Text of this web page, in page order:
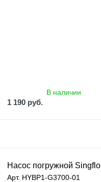
В наличии
1 190 руб.
Насос погружной Singflo
Арт. HYBP1-G3700-01